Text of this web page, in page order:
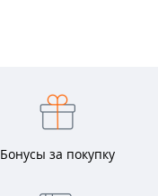
Бонусы за покупку